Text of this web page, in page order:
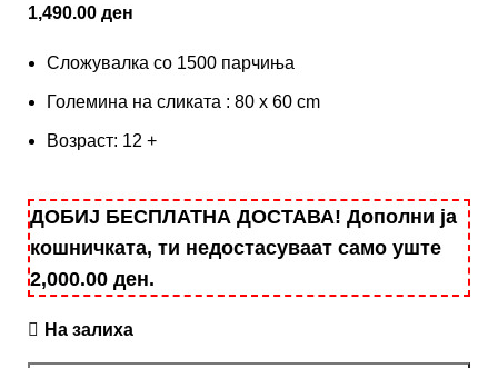
1,490.00 ден
Сложувалка со 1500 парчиња
Големина на сликата : 80 x 60 cm
Возраст: 12 +
ДОБИЈ БЕСПЛАТНА ДОСТАВА! Дополни ја
кошничката, ти недостасуваат само уште
2,000.00 ден.
На залиха